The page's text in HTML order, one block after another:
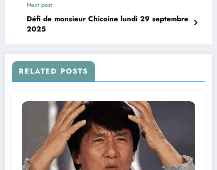
Next post
Défi de monsieur Chicoine lundi 29 septembre
2025
RELATED POSTS